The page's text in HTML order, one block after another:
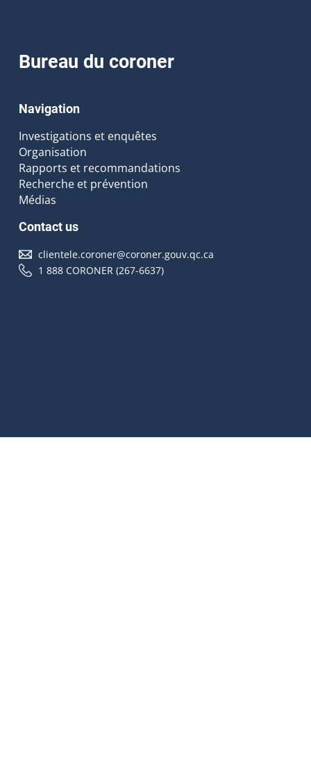
Bureau du coroner
Navigation
Investigations et enquêtes
Organisation
Rapports et recommandations
Recherche et prévention
Médias
Contact us
clientele.coroner@coroner.gouv.qc.ca
1 888 CORONER (267-6637)